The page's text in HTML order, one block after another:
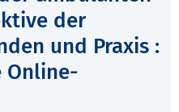
der
und Praxis :
Online-